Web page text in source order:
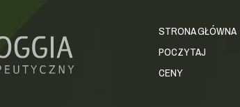
STRONA GŁÓWNA
POCZYTAJ
CENY